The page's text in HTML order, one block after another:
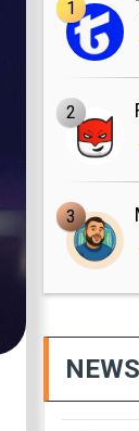
1
2
3